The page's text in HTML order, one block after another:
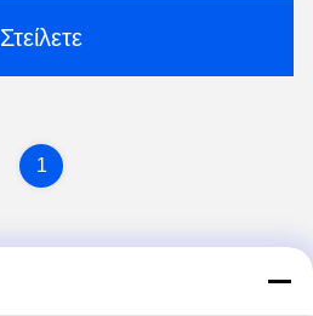
Στείλετε
1